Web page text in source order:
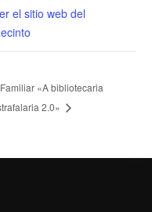
el sitio web del
Familiar «A bibliotecaria
2.0»